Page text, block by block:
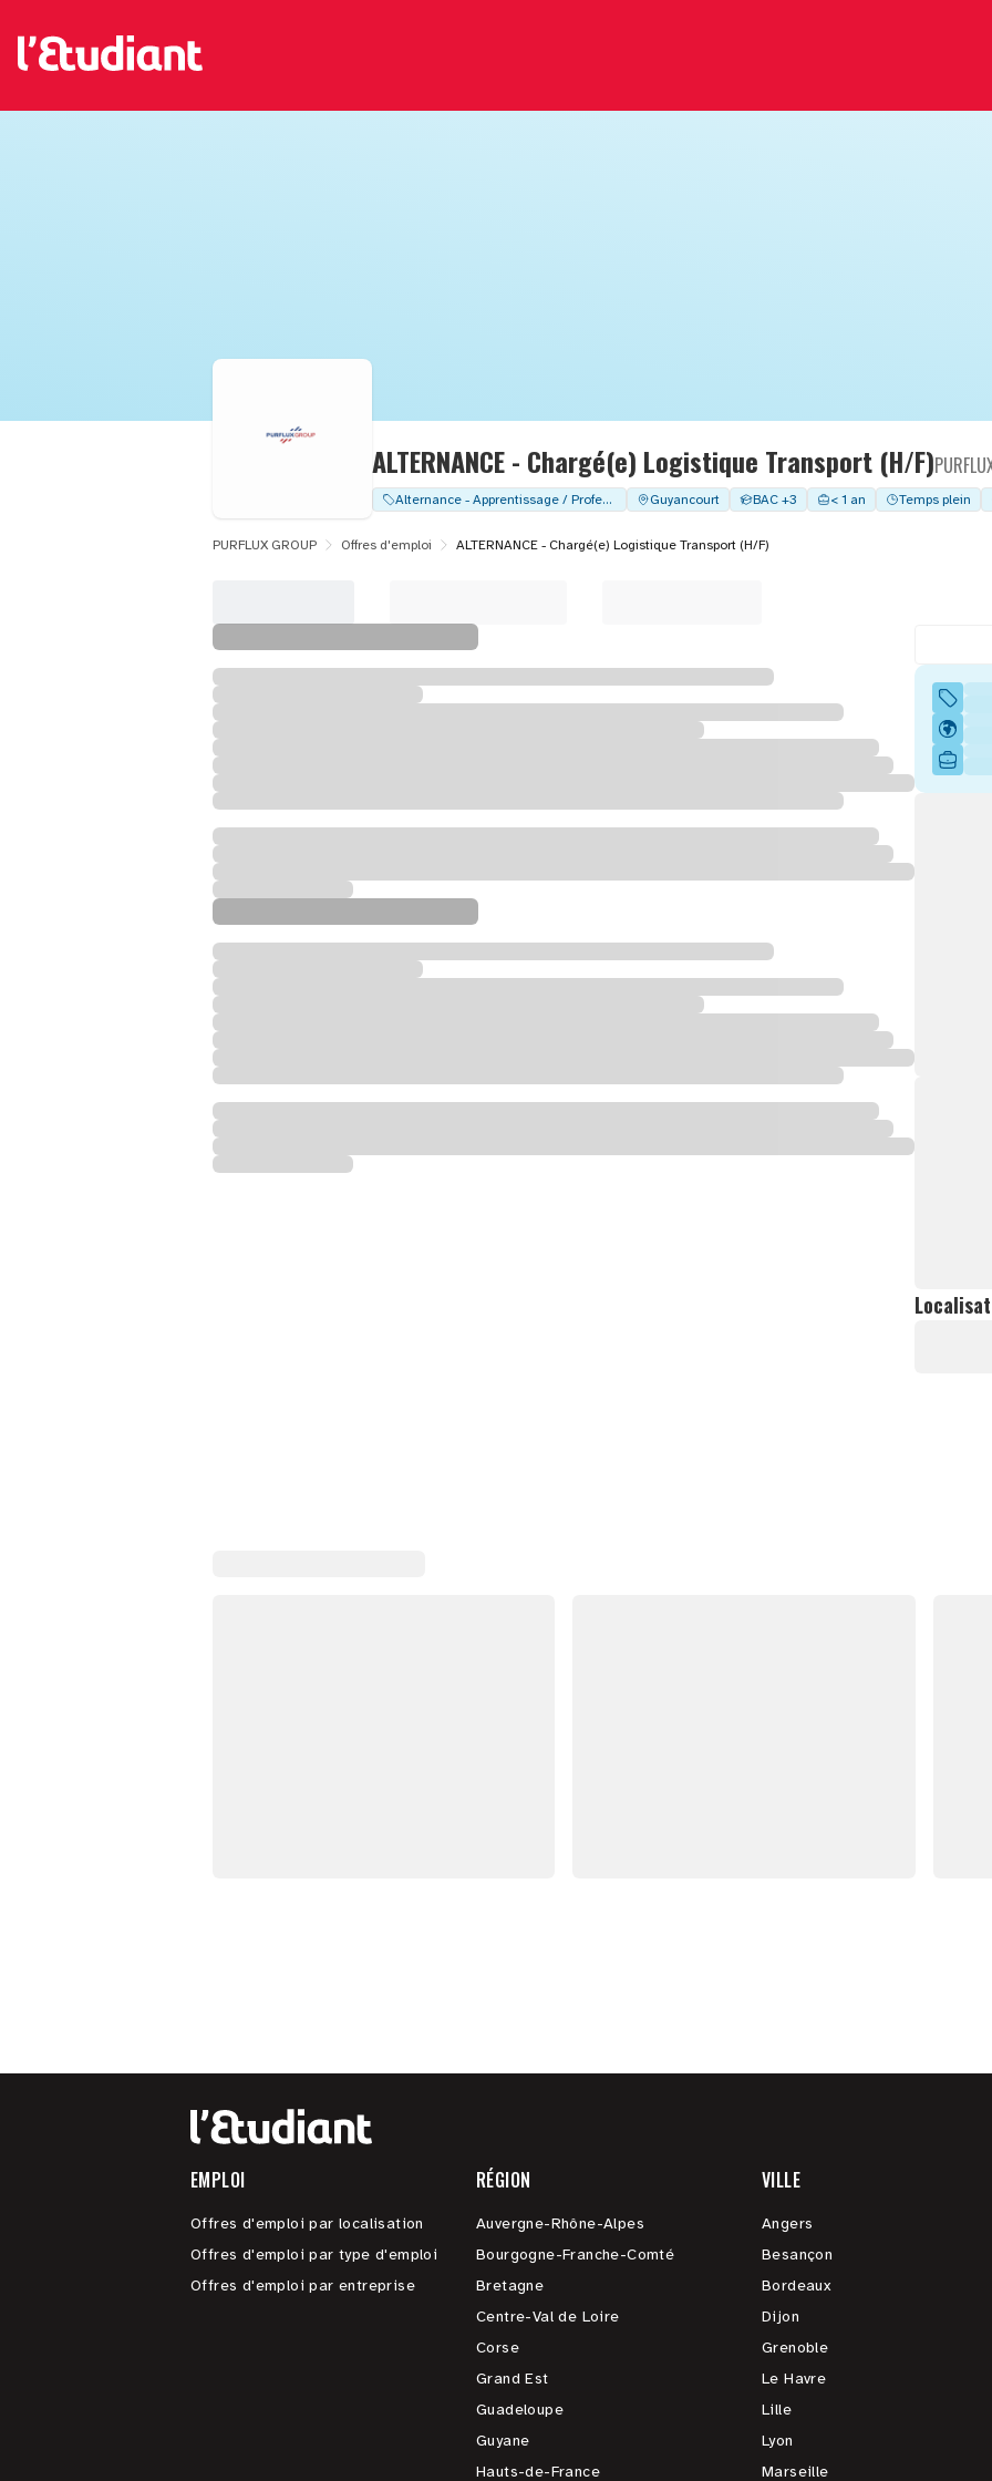
ALTERNANCE - Chargé(e) Logistique Transport (H/F)
Alternance - Apprentissage / Professionalisation Guyancourt BAC +3 < 1 an Temps plein
PURFLUX GROUP Offres d'emploi ALTERNANCE - Chargé(e) Logistique Transport (H/F)
EMPLOI
Offres d'emploi par localisation
Offres d'emploi par type d'emploi
Offres d'emploi par entreprise
RÉGION
Auvergne-Rhône-Alpes
Bourgogne-Franche-Comté
Bretagne
Centre-Val de Loire
Corse
Grand Est
Guadeloupe
Guyane
Hauts-de-France
VILLE
Angers
Besançon
Bordeaux
Dijon
Grenoble
Le Havre
Lille
Lyon
Marseille